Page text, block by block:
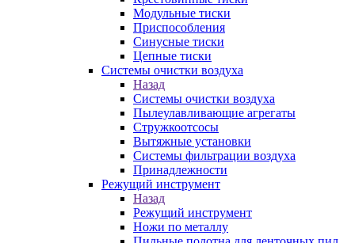
Модульные тиски
Приспособления
Синусные тиски
Цепные тиски
Системы очистки воздуха
Назад
Системы очистки воздуха
Пылеулавливающие агрегаты
Стружкоотсосы
Вытяжные установки
Системы фильтрации воздуха
Принадлежности
Режущий инструмент
Назад
Режущий инструмент
Ножи по металлу